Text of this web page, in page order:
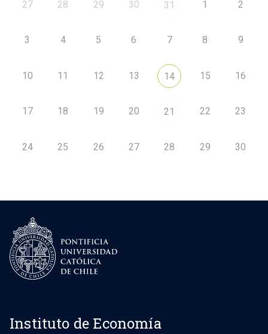
27 28 29 30 31 1 2
3 4 5 6 7 8 9
10 11 12 13 14 15 16
17 18 19 20 21 22 23
24 25 26 27 28 29 30
Instituto de Economía